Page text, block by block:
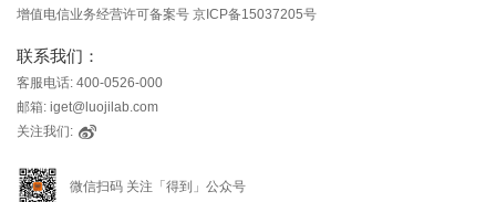
增值电信业务经营许可备案号 京ICP备15037205号
联系我们：
客服电话: 400-0526-000
邮箱: iget@luojilab.com
关注我们:
微信扫码 关注「得到」公众号